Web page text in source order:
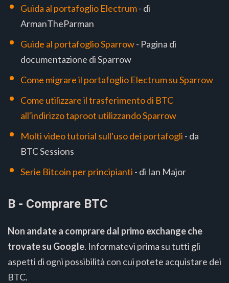
Guida al portafoglio Electrum- di
ArmanTheParman
Guide al portafoglio Sparrow- Pagina di
documentazione di Sparrow
Come migrare il portafoglio Electrum su Sparrow
Come utilizzare il trasferimento di BTC
all'indirizzo taproot utilizzando Sparrow
Molti video tutorial sull'uso dei portafogli - da
BTC Sessions
Serie Bitcoin per principianti - di Ian Major
B - Comprare BTC
Non andate a comprare dal primo exchange che
trovate su Google. Informatevi prima su tutti gli
aspetti di ogni possibilità con cui potete acquistare dei
BTC.